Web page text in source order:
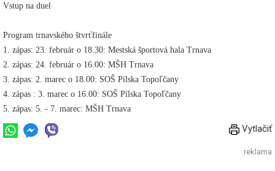
Vstup na duel
Program trnavského štvrťfinále
1. zápas: 23. február o 18.30: Mestská športová hala Trnava
2. zápas: 24. február o 16.00: MŠH Trnava
3. zápas: 2. marec o 18.00: SOŠ Pílska Topoľčany
4. zápas : 3. marec o 16.00: SOŠ Pílska Topoľčany
5. zápas: 5. - 7. marec: MŠH Trnava
Vytlačiť
reklama